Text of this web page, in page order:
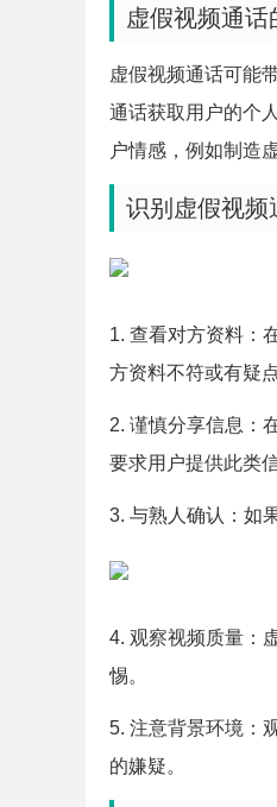
虚假视频通话
虚假视频通话可能
通话获取用户的个
户情感，例如制造
识别虚假视频
1. 查看对方资料：
方资料不符或有疑
2. 谨慎分享信息：
要求用户提供此类信
3. 与熟人确认：如
4. 观察视频质量：
惕。
5. 注意背景环境：
的嫌疑。